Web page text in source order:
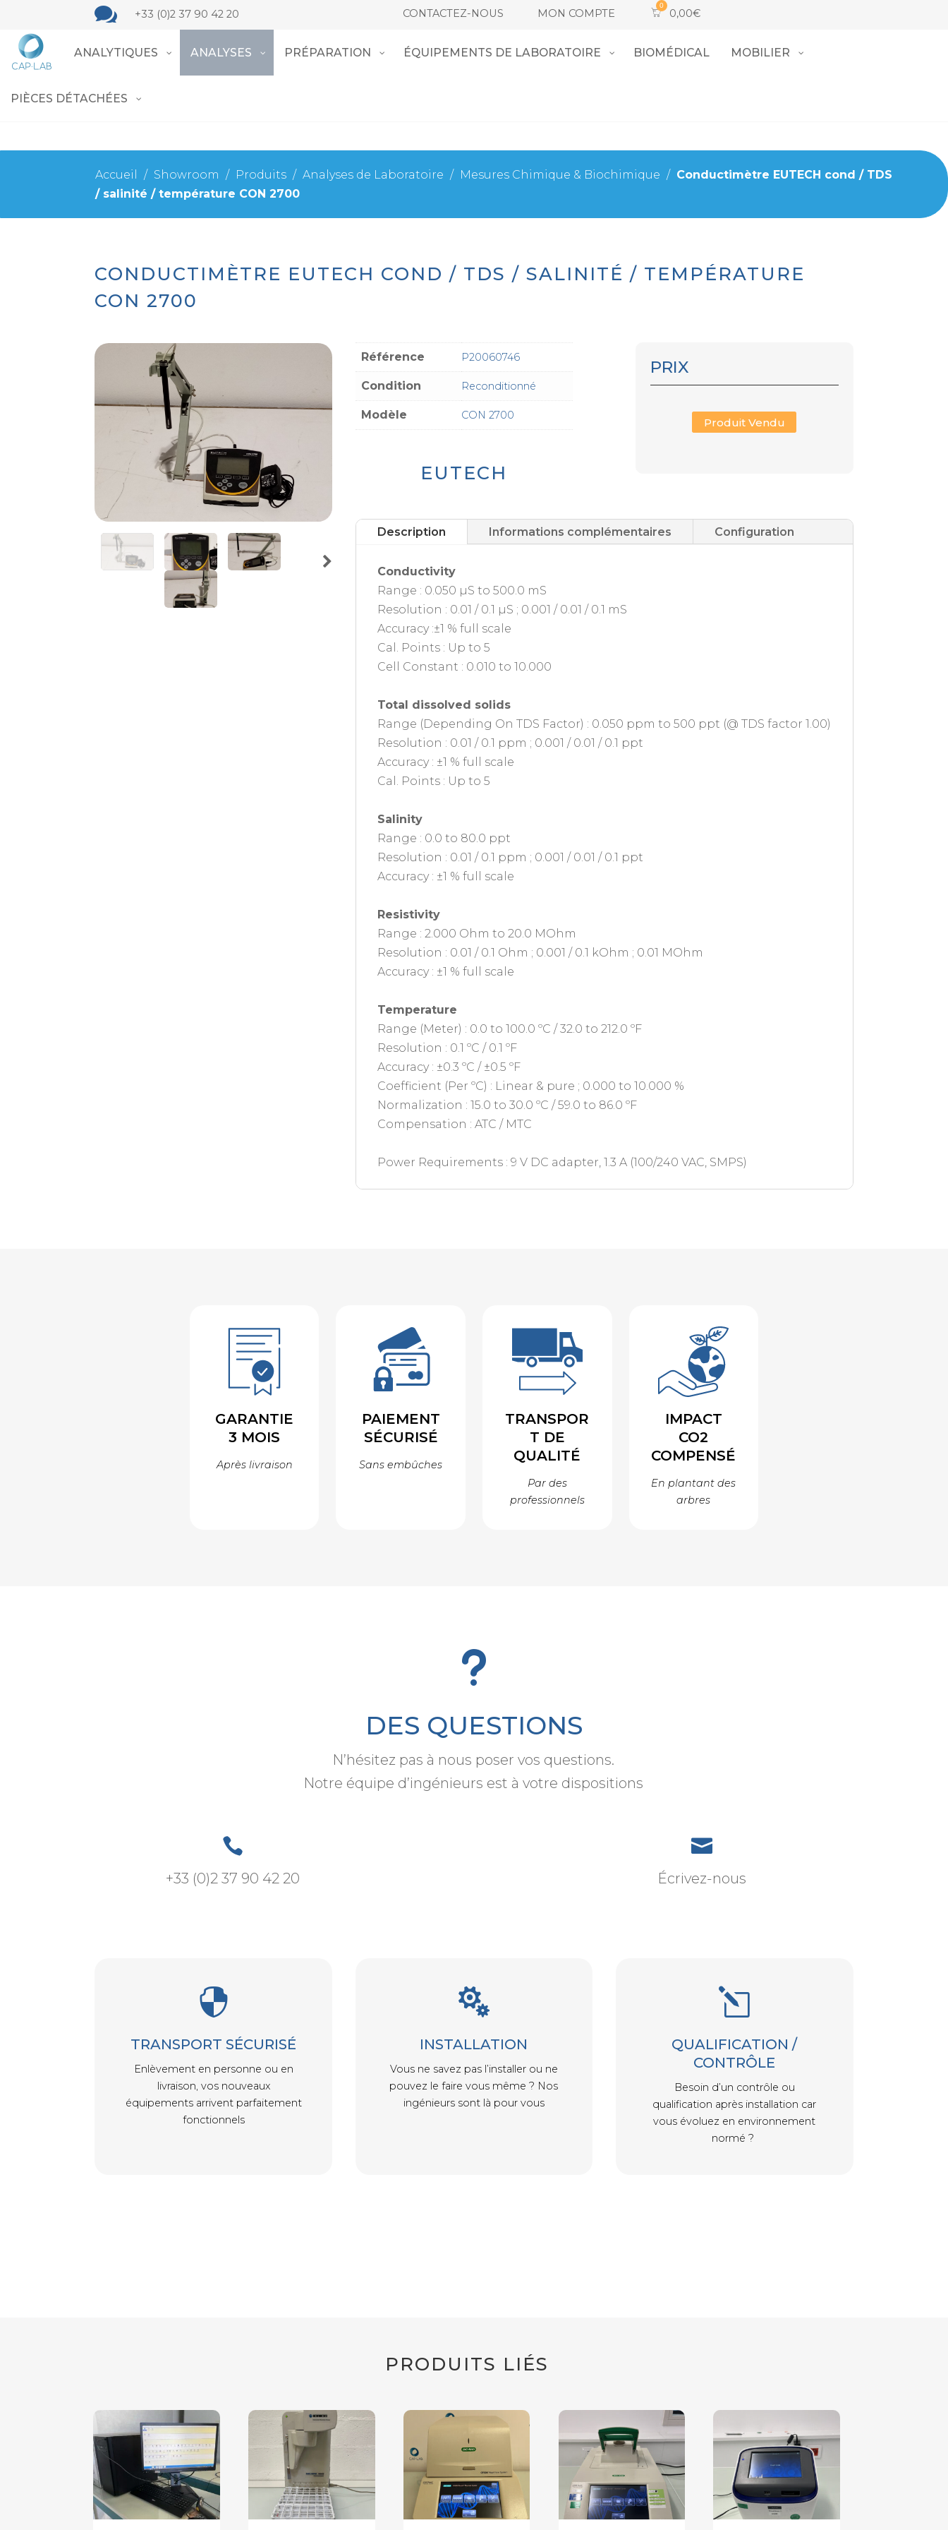
 +33 (0)2 37 90 42 20 CONTACTEZ-NOUS MON COMPTE 0,00€
ANALYTIQUES ANALYSES PRÉPARATION ÉQUIPEMENTS DE LABORATOIRE BIOMÉDICAL MOBILIER
PIÈCES DÉTACHÉES
Accueil / Showroom / Produits / Analyses de Laboratoire / Mesures Chimique & Biochimique / Conductimètre EUTECH cond / TDS
/ salinité / température CON 2700
CONDUCTIMÈTRE EUTECH COND / TDS / SALINITÉ / TEMPÉRATURE
CON 2700
Référence P20060746
Condition Reconditionné
Modèle CON 2700
EUTECH
PRIX
Produit Vendu
Description Informations complémentaires Configuration
Conductivity
Range : 0.050 µS to 500.0 mS
Resolution : 0.01 / 0.1 µS ; 0.001 / 0.01 / 0.1 mS
Accuracy :±1 % full scale
Cal. Points : Up to 5
Cell Constant : 0.010 to 10.000
Total dissolved solids
Range (Depending On TDS Factor) : 0.050 ppm to 500 ppt (@ TDS factor 1.00)
Resolution : 0.01 / 0.1 ppm ; 0.001 / 0.01 / 0.1 ppt
Accuracy : ±1 % full scale
Cal. Points : Up to 5
Salinity
Range : 0.0 to 80.0 ppt
Resolution : 0.01 / 0.1 ppm ; 0.001 / 0.01 / 0.1 ppt
Accuracy : ±1 % full scale
Resistivity
Range : 2.000 Ohm to 20.0 MOhm
Resolution : 0.01 / 0.1 Ohm ; 0.001 / 0.1 kOhm ; 0.01 MOhm
Accuracy : ±1 % full scale
Temperature
Range (Meter) : 0.0 to 100.0 ºC / 32.0 to 212.0 ºF
Resolution : 0.1 ºC / 0.1 ºF
Accuracy : ±0.3 ºC / ±0.5 ºF
Coefficient (Per ºC) : Linear & pure ; 0.000 to 10.000 %
Normalization : 15.0 to 30.0 ºC / 59.0 to 86.0 ºF
Compensation : ATC / MTC
Power Requirements : 9 V DC adapter, 1.3 A (100/240 VAC, SMPS)
GARANTIE
3 MOIS
Après livraison
PAIEMENT
SÉCURISÉ
Sans embûches
TRANSPOR
T DE
QUALITÉ
Par des
professionnels
IMPACT
CO2
COMPENSÉ
En plantant des
arbres
u
DES QUESTIONS
N’hésitez pas à nous poser vos questions.
Notre équipe d’ingénieurs est à votre dispositions

+33 (0)2 37 90 42 20

Écrivez-nous

TRANSPORT SÉCURISÉ
Enlèvement en personne ou en
livraison, vos nouveaux
équipements arrivent parfaitement
fonctionnels

INSTALLATION
Vous ne savez pas l’installer ou ne
pouvez le faire vous même ? Nos
ingénieurs sont là pour vous
l
QUALIFICATION /
CONTRÔLE
Besoin d’un contrôle ou
qualification après installation car
vous évoluez en environnement
normé ?
PRODUITS LIÉS